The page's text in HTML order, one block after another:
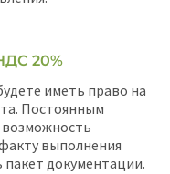
20%
иметь право на
Постоянным
возможность
выполнения
пакет документации.